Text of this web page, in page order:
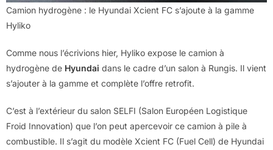
Camion hydrogène : le Hyundai Xcient FC s’ajoute à la gamme
Hyliko
Comme nous l’écrivions hier, Hyliko expose le camion à
hydrogène de Hyundai dans le cadre d’un salon à Rungis. Il vient
s’ajouter à la gamme et complète l’offre retrofit.
C’est à l’extérieur du salon SELFI (Salon Européen Logistique
Froid Innovation) que l’on peut apercevoir ce camion à pile à
combustible. Il s’agit du modèle Xcient FC (Fuel Cell) de Hyundai